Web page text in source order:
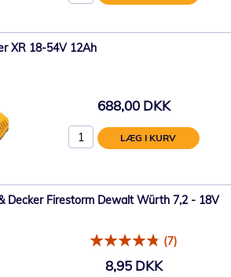
XR 18-54V 12Ah
688,00 DKK
LÆG I KURV
Decker Firestorm Dewalt Würth 7,2 - 18V
(7)
8,95 DKK